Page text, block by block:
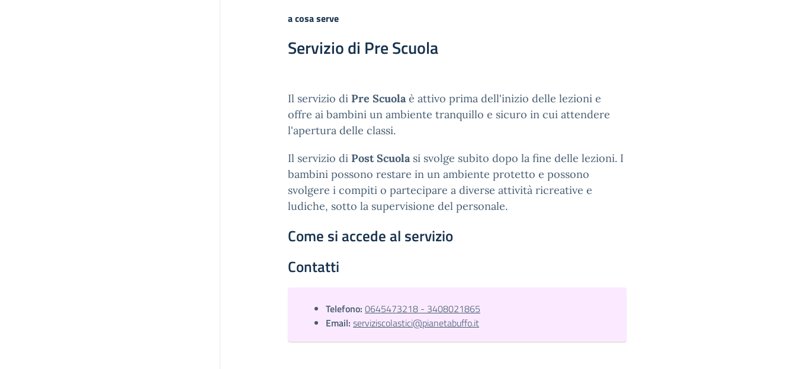
a cosa serve
Servizio di Pre Scuola
Il servizio di Pre Scuolaè attivo prima dell'inizio delle lezioni e
offre ai bambini un ambiente tranquillo e sicuro in cui attendere
l'apertura delle classi.
Il servizio di Post Scuolasi svolge subito dopo la fine delle lezioni. I
bambini possono restare in un ambiente protetto e possono
svolgere i compiti o partecipare a diverse attività ricreative e
ludiche, sotto la supervisione del personale.
Come si accede al servizio
Contatti
Telefono: 0645473218 - 3408021865
Email: serviziscolastici@pianetabuffo.it